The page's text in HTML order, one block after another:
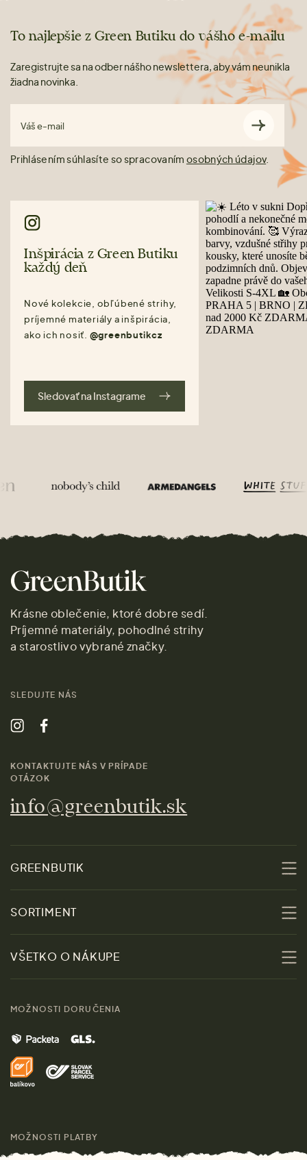
To najlepšie z Green Butiku do vášho e-mailu
Zaregistrujte sa na odber nášho newslettera, aby vám neunikla
žiadna novinka.
Váš e-mail
Prihlásením súhlasíte so spracovaním osobných údajov.
Inšpirácia z Green Butiku
každý deň
Nové kolekcie, obľúbené strihy,
príjemné materiály a inšpirácia,
ako ich nosiť. @greenbutikcz
Sledovať na Instagrame
Krásne oblečenie, ktoré dobre sedí.
Príjemné materiály, pohodlné strihy
a starostlivo vybrané značky.
SLEDUJTE NÁS
KONTAKTUJTE NÁS V PRÍPADE
OTÁZOK
info@greenbutik.sk
GREENBUTIK
Udržateľnosť
Kontakt
Značky
Pre médiá
SORTIMENT
Zľavy
Ženy
Muži
Domov
Darčeky
VŠETKO O NÁKUPE
Doprava a platba
MOŽNOSTI DORUČENIA
MOŽNOSTI PLATBY